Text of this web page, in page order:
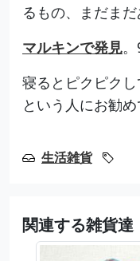
るもの、まだまだ
マルキンで発見
寝るとピクピクし
という人にお勧め
生活雑貨
関連する雑貨達